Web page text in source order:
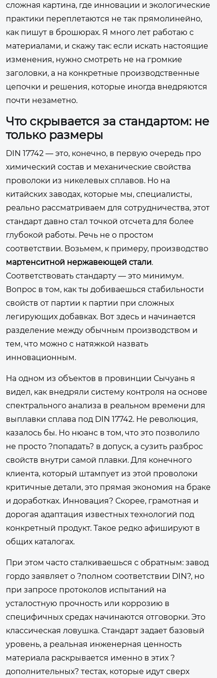
сложная картина, где инновации и экологические
практики переплетаются не так прямолинейно,
как пишут в брошюрах. Я много лет работаю с
материалами, и скажу так: если искать настоящие
изменения, нужно смотреть не на громкие
заголовки, а на конкретные производственные
цепочки и решения, которые иногда внедряются
почти незаметно.
Что скрывается за стандартом: не
только размеры
DIN 17742 — это, конечно, в первую очередь про
химический состав и механические свойства
проволоки из никелевых сплавов. Но на
китайских заводах, которые мы, специалисты,
реально рассматриваем для сотрудничества, этот
стандарт давно стал точкой отсчета для более
глубокой работы. Речь не о простом
соответствии. Возьмем, к примеру, производство
мартенситной нержавеющей стали.
Соответствовать стандарту — это минимум.
Вопрос в том, как ты добиваешься стабильности
свойств от партии к партии при сложных
легирующих добавках. Вот здесь и начинается
разделение между обычным производством и
тем, что можно с натяжкой назвать
инновационным.
На одном из объектов в провинции Сычуань я
видел, как внедряли систему контроля на основе
спектрального анализа в реальном времени для
выплавки сплава под DIN 17742. Не революция,
казалось бы. Но нюанс в том, что это позволило
не просто ?попадать? в допуск, а сузить разброс
свойств внутри самой плавки. Для конечного
клиента, который штампует из этой проволоки
критичные детали, это прямая экономия на браке
и доработках. Инновация? Скорее, грамотная и
дорогая адаптация известных технологий под
конкретный продукт. Такое редко афишируют в
общих каталогах.
При этом часто сталкиваешься с обратным: завод
гордо заявляет о ?полном соответствии DIN?, но
при запросе протоколов испытаний на
усталостную прочность или коррозию в
специфичных средах начинаются отговорки. Это
классическая ловушка. Стандарт задает базовый
уровень, а реальная инженерная ценность
материала раскрывается именно в этих ?
дополнительных? тестах, которые идут сверх